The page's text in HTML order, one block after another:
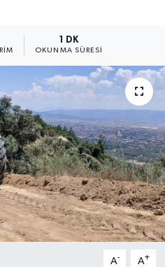
1 DK
OKUNMA SÜRESI
A- A+